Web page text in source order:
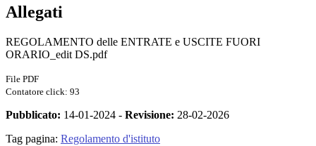
Allegati
REGOLAMENTO delle ENTRATE e USCITE FUORI
ORARIO_edit DS.pdf
File PDF
Contatore click: 93
Pubblicato: 14-01-2024 - Revisione: 28-02-2026
Tag pagina: Regolamento d'istituto